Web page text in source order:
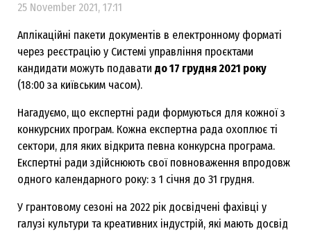
25 November 2021, 17:11
Аплікаційні пакети документів в електронному форматі
через реєстрацію у Системі управління проєктами
кандидати можуть подавати до 17 грудня 2021 року
(18:00 за київським часом).
Нагадуємо, що експертні ради формуються для кожної з
конкурсних програм. Кожна експертна рада охоплює ті
сектори, для яких відкрита певна конкурсна програма.
Експертні ради здійснюють свої повноваження впродовж
одного календарного року: з 1 січня до 31 грудня.
У грантовому сезоні на 2022 рік досвідчені фахівці у
галузі культури та креативних індустрій, які мають досвід